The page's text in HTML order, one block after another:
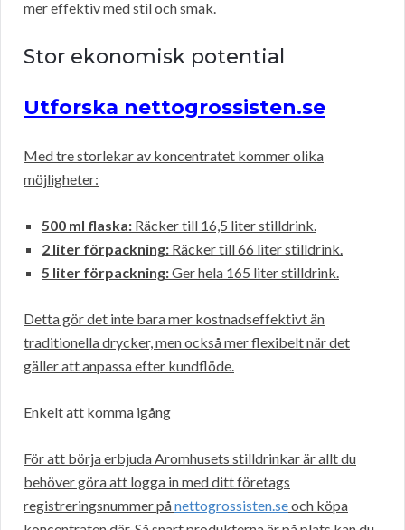
mer effektiv med stil och smak.
Stor ekonomisk potential
Utforska nettogrossisten.se
Med tre storlekar av koncentratet kommer olika
möjligheter:
500 ml flaska: Räcker till 16,5 liter stilldrink.
2 liter förpackning: Räcker till 66 liter stilldrink.
5 liter förpackning:Ger hela 165 liter stilldrink.
Detta gör det inte bara mer kostnadseffektivt än
traditionella drycker, men också mer flexibelt när det
gäller att anpassa efter kundflöde.
Enkelt att komma igång
För att börja erbjuda Aromhusets stilldrinkar är allt du
behöver göra att logga in med ditt företags
registreringsnummer pånettogrossisten.seoch köpa